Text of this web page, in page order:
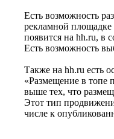
Есть возможность
рекламной
появится на hh.ru, в
Есть возможность
Также на hh.ru есть
«Размещение в топе
выше тех, что
Этот тип
числе к